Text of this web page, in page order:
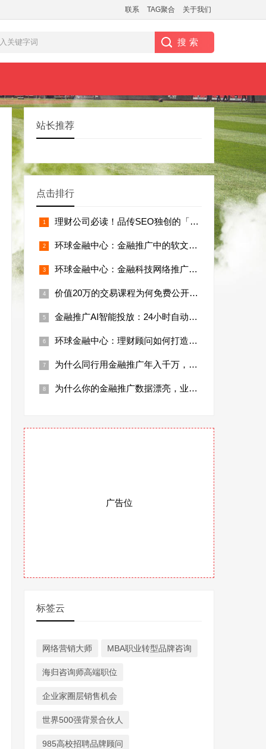
联系 TAG聚合 关于我们
站长推荐
点击排行
理财公司必读！品传SEO独创的「政策合规
环球金融中心：金融推广中的软文布局技巧详
环球金融中心：金融科技网络推广如何打造技
价值20万的交易课程为何免费公开？行业大
金融推广AI智能投放：24小时自动获取高
环球金融中心：理财顾问如何打造个人IP助
为什么同行用金融推广年入千万，你却还在烧
为什么你的金融推广数据漂亮，业绩却上不去
广告位
标签云
网络营销大师 MBA职业转型品牌咨询
海归咨询师高端职位
企业家圈层销售机会
世界500强背景合伙人
985高校招聘品牌顾问